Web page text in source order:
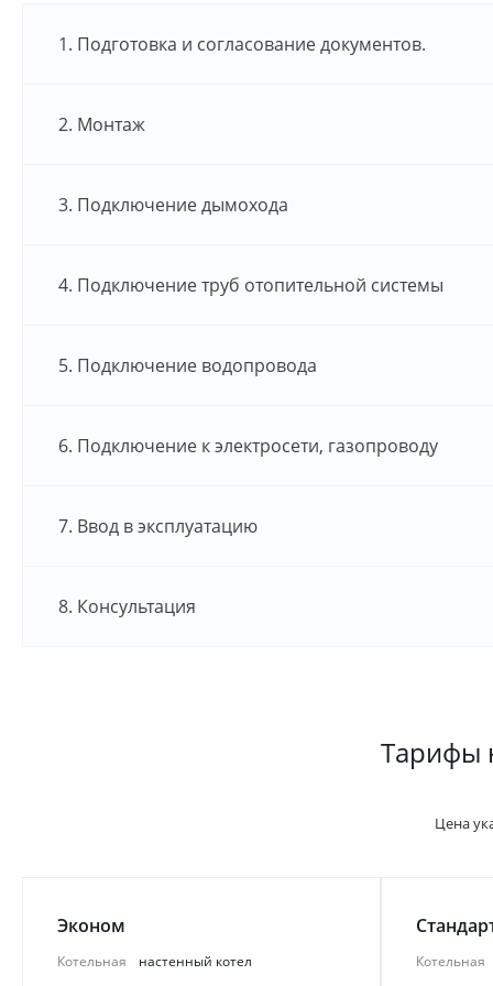
1. Подготовка и согласование документов.
2. Монтаж
3. Подключение дымохода
4. Подключение труб отопительной системы
5. Подключение водопровода
6. Подключение к электросети, газопроводу
7. Ввод в эксплуатацию
8. Консультация
Тарифы
Цена
Эконом
Котельная
настенный котел
Котельная